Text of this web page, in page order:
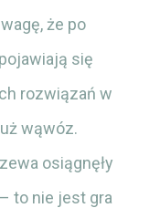
że po
się
rozwiązań w
wąwóz.
osiągnęły
to nie jest gra